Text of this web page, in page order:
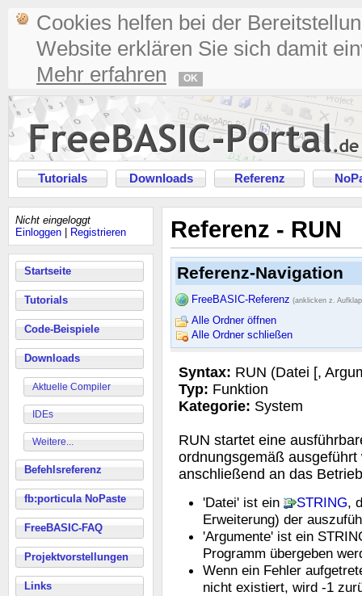
Cookies helfen bei der
Website erklären Sie sich damit
Mehr erfahren
OK
Tutorials Downloads Referenz
Nicht eingeloggt
Einloggen
Registrieren
Startseite
Tutorials
Code-Beispiele
Downloads
Aktuelle Compiler
IDEs
Weitere...
Befehlsreferenz
fb:porticula NoPaste
FreeBASIC-FAQ
Projektvorstellungen
Links
Referenz - RUN
Referenz-Navigation
FreeBASIC-Referenz (anklicken z.
Alle Ordner öffnen
Alle Ordner schließen
Syntax: RUN (Datei [,
Typ: Funktion
Kategorie: System
RUN startet eine
ordnungsgemäß
anschließend an das
'Datei' ist ein
STRING,
Erweiterung) der
'Argumente' ist ein
Programm übergeben
Wenn ein Fehler
nicht existiert, wird -1